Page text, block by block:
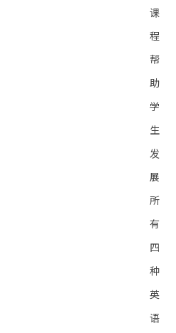
课
程
帮
助
学
生
发
展
所
有
四
种
英
语